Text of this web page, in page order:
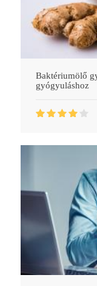
Baktériumölő
gyógyuláshoz